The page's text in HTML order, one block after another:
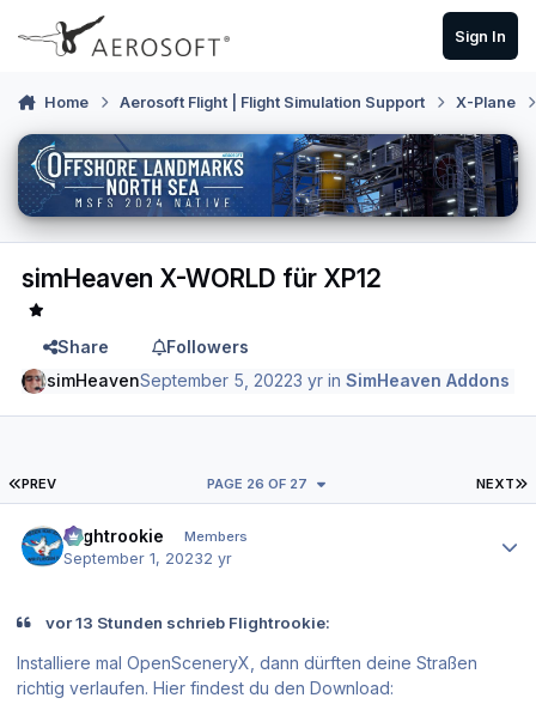
Skip to content
Sign In
Home Aerosoft Flight | Flight Simulation Support X-Plane
simHeaven X-WORLD für XP12
Share
Followers
simHeavenSeptember 5, 20223 yr inSimHeaven Addons
FIRST PAGE
PREV NEXT
PAGE 26 OF 27
Flightrookie Members
September 1, 20232 yr
vor 13 Stunden schrieb Flightrookie:
Installiere mal OpenSceneryX, dann dürften deine Straßen
richtig verlaufen. Hier findest du den Download: